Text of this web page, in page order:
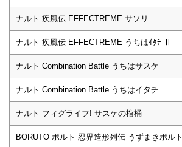
ナルト 疾風伝 EFFECTREME サソリ
ナルト 疾風伝 EFFECTREME うちはｲﾀﾁ Ⅱ
ナルト Combination Battle うちはサスケ
ナルト Combination Battle うちはイタチ
ナルト フィグライフ! サスケの棺桶
BORUTO ボルト 忍界造形列伝 うずまきボルト